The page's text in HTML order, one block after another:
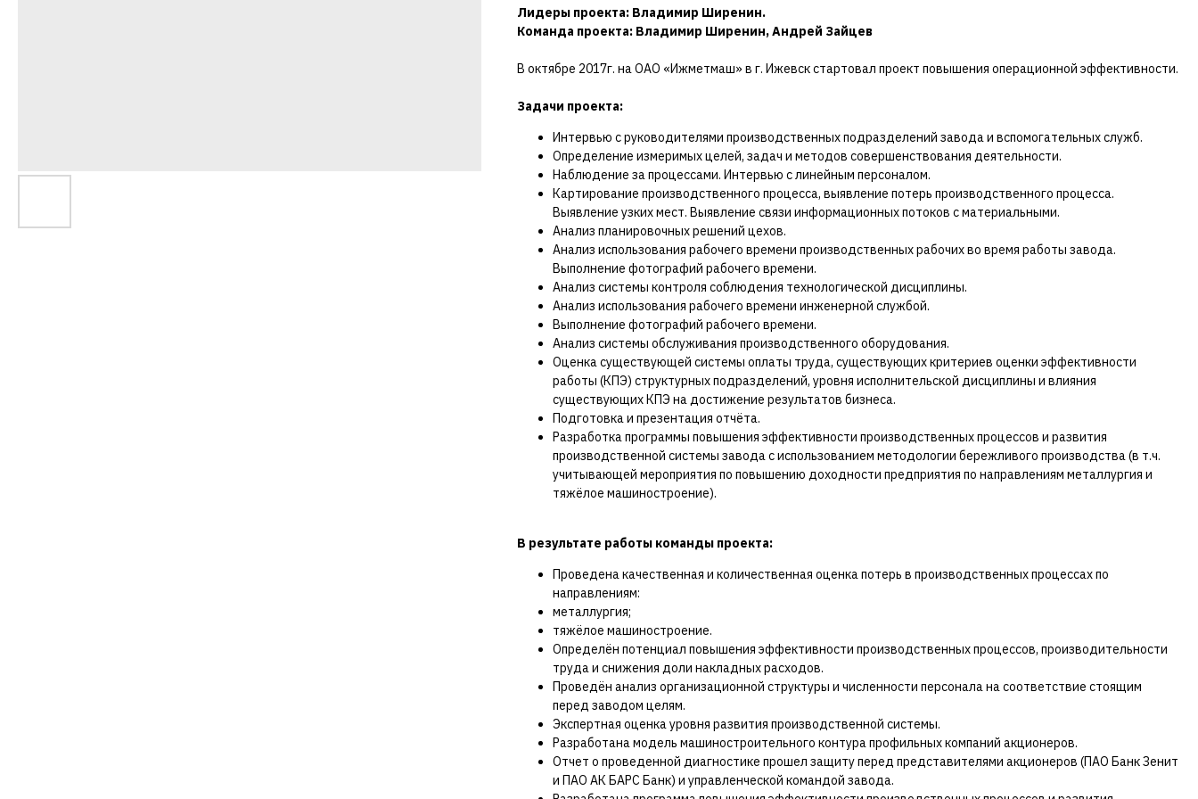
Лидеры проекта: Владимир Ширенин.
Команда проекта: Владимир Ширенин, Андрей Зайцев
В октябре 2017г. на ОАО «Ижметмаш» в г. Ижевск стартовал проект повышения операционной эффективности.
Задачи проекта:
Интервью с руководителями производственных подразделений завода и вспомогательных служб.
Определение измеримых целей, задач и методов совершенствования деятельности.
Наблюдение за процессами. Интервью с линейным персоналом.
Картирование производственного процесса, выявление потерь производственного процесса.
Выявление узких мест. Выявление связи информационных потоков с материальными.
Анализ планировочных решений цехов.
Анализ использования рабочего времени производственных рабочих во время работы завода.
Выполнение фотографий рабочего времени.
Анализ системы контроля соблюдения технологической дисциплины.
Анализ использования рабочего времени инженерной службой.
Выполнение фотографий рабочего времени.
Анализ системы обслуживания производственного оборудования.
Оценка существующей системы оплаты труда, существующих критериев оценки эффективности
работы (КПЭ) структурных подразделений, уровня исполнительской дисциплины и влияния
существующих КПЭ на достижение результатов бизнеса.
Подготовка и презентация отчёта.
Разработка программы повышения эффективности производственных процессов и развития
производственной системы завода с использованием методологии бережливого производства (в т.ч.
учитывающей мероприятия по повышению доходности предприятия по направлениям металлургия и
тяжёлое машиностроение).
В результате работы команды проекта:
Проведена качественная и количественная оценка потерь в производственных процессах по
направлениям:
металлургия;
тяжёлое машиностроение.
Определён потенциал повышения эффективности производственных процессов, производительности
труда и снижения доли накладных расходов.
Проведён анализ организационной структуры и численности персонала на соответствие стоящим
перед заводом целям.
Экспертная оценка уровня развития производственной системы.
Разработана модель машиностроительного контура профильных компаний акционеров.
Отчет о проведенной диагностике прошел защиту перед представителями акционеров (ПАО Банк Зенит
и ПАО АК БАРС Банк) и управленческой командой завода.